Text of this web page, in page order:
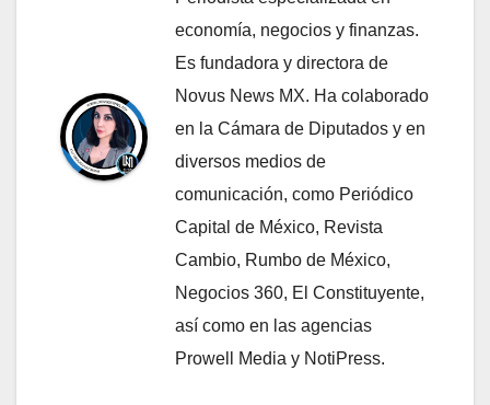
economía, negocios y finanzas.
Es fundadora y directora de
Novus News MX. Ha colaborado
en la Cámara de Diputados y en
diversos medios de
comunicación, como Periódico
Capital de México, Revista
Cambio, Rumbo de México,
Negocios 360, El Constituyente,
así como en las agencias
Prowell Media y NotiPress.